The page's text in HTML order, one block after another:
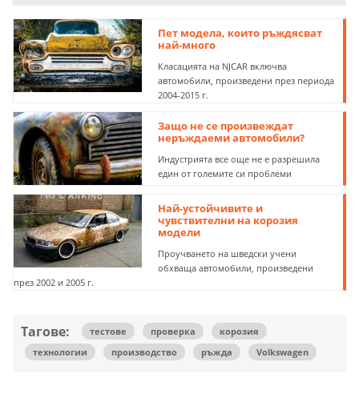
Пет модела, които ръждясват
най-много
Класацията на NJCAR включва
автомобили, произведени през периода
2004-2015 г.
Защо не се произвеждат
неръждаеми автомобили?
Индустрията все още не е разрешила
един от големите си проблеми
Най-устойчивите и
чувствителни на корозия
модели
Проучването на шведски учени
обхваща автомобили, произведени
през 2002 и 2005 г.
Тагове: тестове проверка
корозия
технологии
производство ръжда Volkswagen